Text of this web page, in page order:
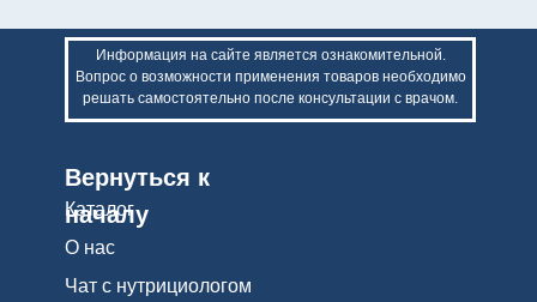
Вернуться к
началу
Каталог
О нас
Чат с нутрициологом
Информация на сайте является ознакомительной.
Вопрос о возможности применения товаров необходимо
решать самостоятельно после консультации с врачом.